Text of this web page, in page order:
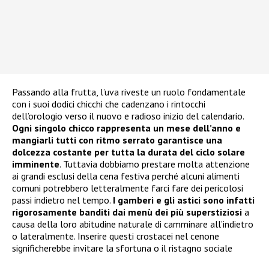
Passando alla frutta, l’uva riveste un ruolo fondamentale
con i suoi dodici chicchi che cadenzano i rintocchi
dell’orologio verso il nuovo e radioso inizio del calendario.
Ogni singolo chicco rappresenta un mese dell’anno e
mangiarli tutti con ritmo serrato garantisce una
dolcezza costante per tutta la durata del ciclo solare
imminente. Tuttavia dobbiamo prestare molta attenzione
ai grandi esclusi della cena festiva perché alcuni alimenti
comuni potrebbero letteralmente farci fare dei pericolosi
passi indietro nel tempo. I gamberi e gli astici sono infatti
rigorosamente banditi dai menù dei più superstiziosi a
causa della loro abitudine naturale di camminare all’indietro
o lateralmente. Inserire questi crostacei nel cenone
significherebbe invitare la sfortuna o il ristagno sociale